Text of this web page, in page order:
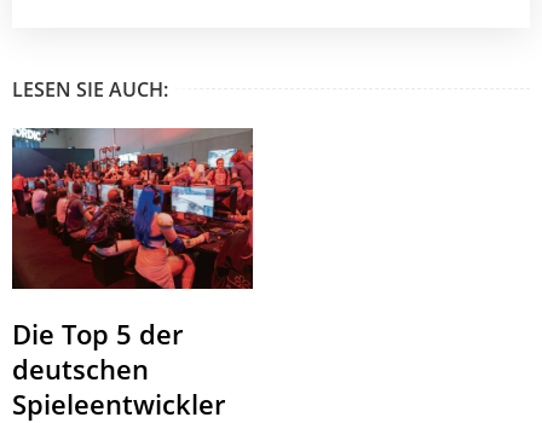
LESEN SIE AUCH:
Die Top 5 der
deutschen
Spieleentwickler